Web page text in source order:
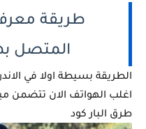
طريقة
المتصل
الطريقة بسيطة اولا في
اغلب الهواتف الان تتضمن
طرق البار كود